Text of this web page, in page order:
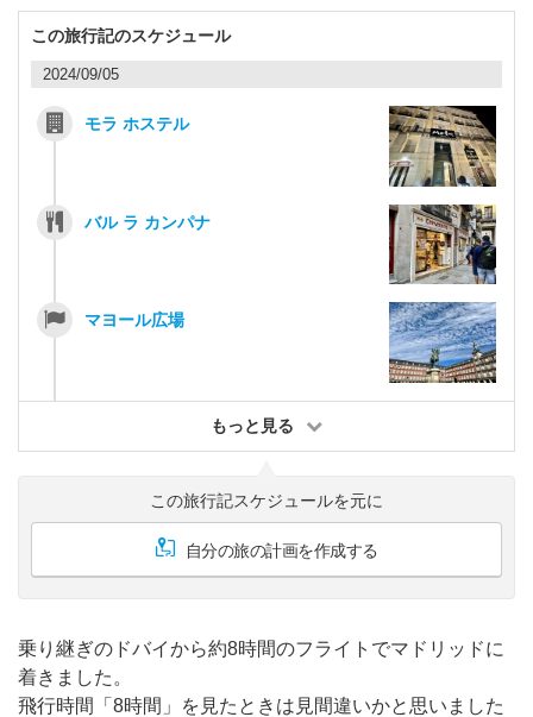
この旅行記のスケジュール
2024/09/05
モラ ホステル
バル ラ カンパナ
マヨール広場
もっと見る
この旅行記スケジュールを元に
自分の旅の計画を作成する
乗り継ぎのドバイから約8時間のフライトでマドリッドに
着きました。
飛行時間「8時間」を見たときは見間違いかと思いました